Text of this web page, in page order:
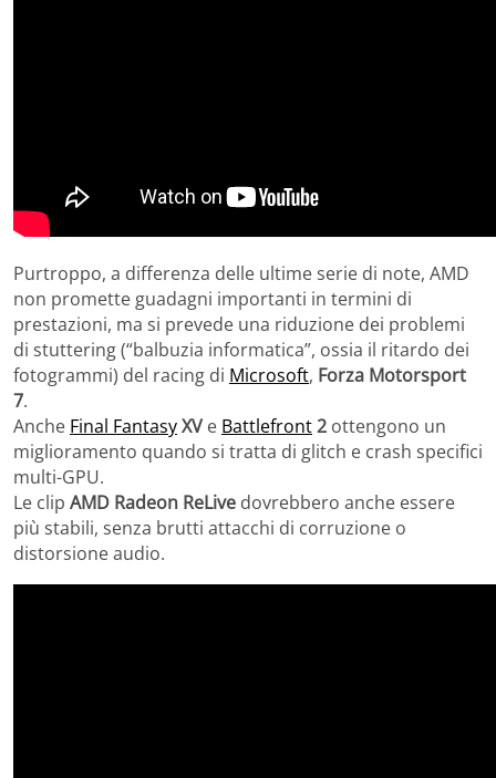
Purtroppo, a differenza delle ultime serie di note, AMD
non promette guadagni importanti in termini di
prestazioni, ma si prevede una riduzione dei problemi
di stuttering (“balbuzia informatica”, ossia il ritardo dei
fotogrammi) del racing di Microsoft, Forza Motorsport
7.
Anche Final FantasyXVe Battlefront2 ottengono un
miglioramento quando si tratta di glitch e crash specifici
multi-GPU.
Le clip AMD Radeon ReLive dovrebbero anche essere
più stabili, senza brutti attacchi di corruzione o
distorsione audio.